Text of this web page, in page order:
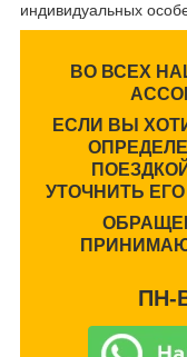
индивидуальных
ВО ВСЕХ
ЕСЛИ ВЫ
УТОЧНИТЬ ЕГО
ПН-